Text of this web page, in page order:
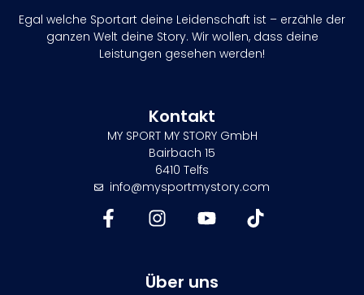
Egal welche Sportart deine Leidenschaft ist – erzähle der
ganzen Welt deine Story. Wir wollen, dass deine
Leistungen gesehen werden!
Kontakt
MY SPORT MY STORY GmbH
Bairbach 15
6410 Telfs
info@mysportmystory.com
Über uns